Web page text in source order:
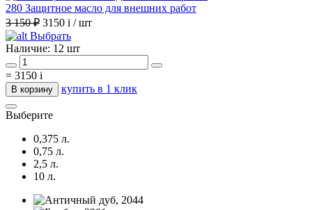
280 Защитное масло для внешних работ
3 150 ₽ 3150 i / шт
Выбрать
Наличие: 12 шт
= 3150 i
В корзину купить в 1 клик
Выберите
0,375 л.
0,75 л.
2,5 л.
10 л.